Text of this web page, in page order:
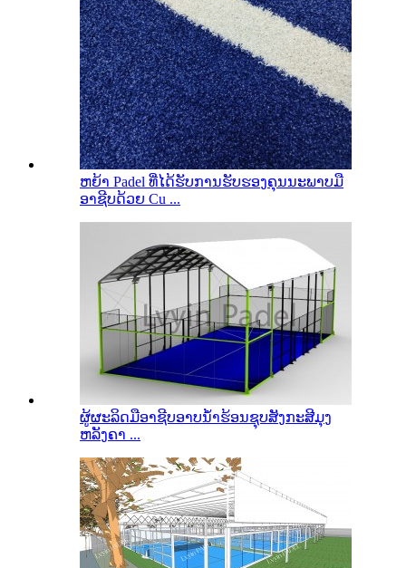
ຫຍ້າ Padel ທີ່ໄດ້ຮັບການຮັບຮອງຄຸນນະພາບມື
ອາຊີບດ້ວຍ Cu ...
ຜູ້ຜະລິດມືອາຊີບອາບນ້ໍາຮ້ອນຊຸບສັງກະສີມຸງ
ຫລັງຄາ ...